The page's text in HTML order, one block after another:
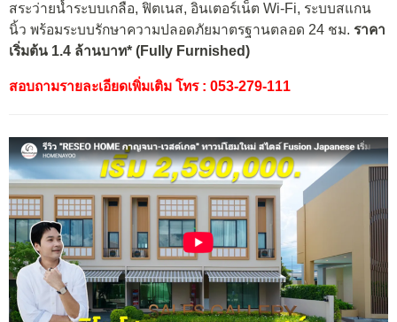
สระว่ายน้ำระบบเกลือ, ฟิตเนส, อินเตอร์เน็ต Wi-Fi, ระบบสแกน
นิ้ว พร้อมระบบรักษาความปลอดภัยมาตรฐานตลอด 24 ชม. ราคา
เริ่มต้น 1.4 ล้านบาท* (Fully Furnished)
สอบถามรายละเอียดเพิ่มเติม โทร : 053-279-111